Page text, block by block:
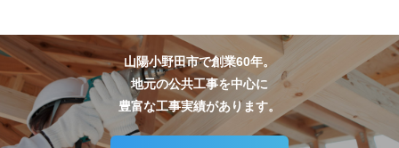
山陽小野田市で創業60年。
地元の公共工事を中心に
豊富な工事実績があります。